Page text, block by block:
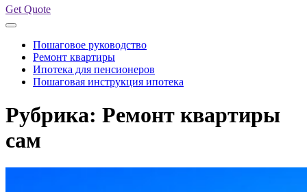
Get Quote
Пошаговое руководство
Ремонт квартиры
Ипотека для пенсионеров
Пошаговая инструкция ипотека
Рубрика: Ремонт квартиры
сам